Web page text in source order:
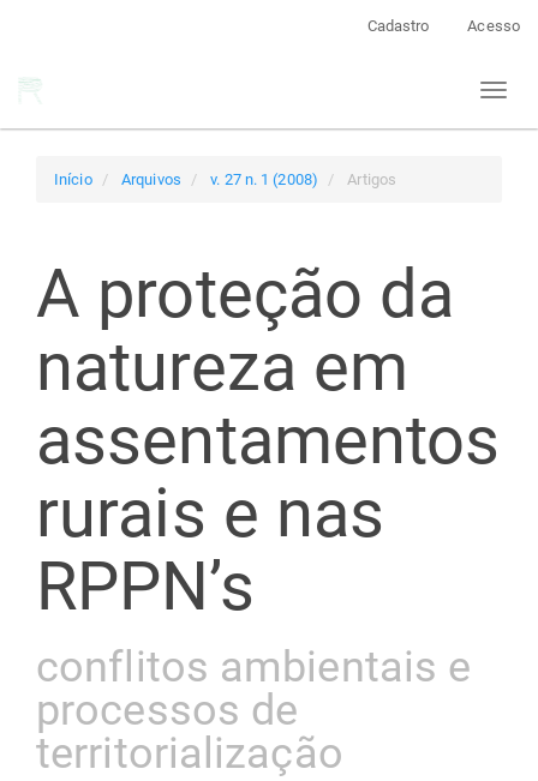
Cadastro Acesso
Toggle
Início Arquivos v. 27 n. 1 (2008) Artigos
A proteção da
natureza em
assentamentos
rurais e nas
RPPN’s
conflitos ambientais e
processos de
territorialização